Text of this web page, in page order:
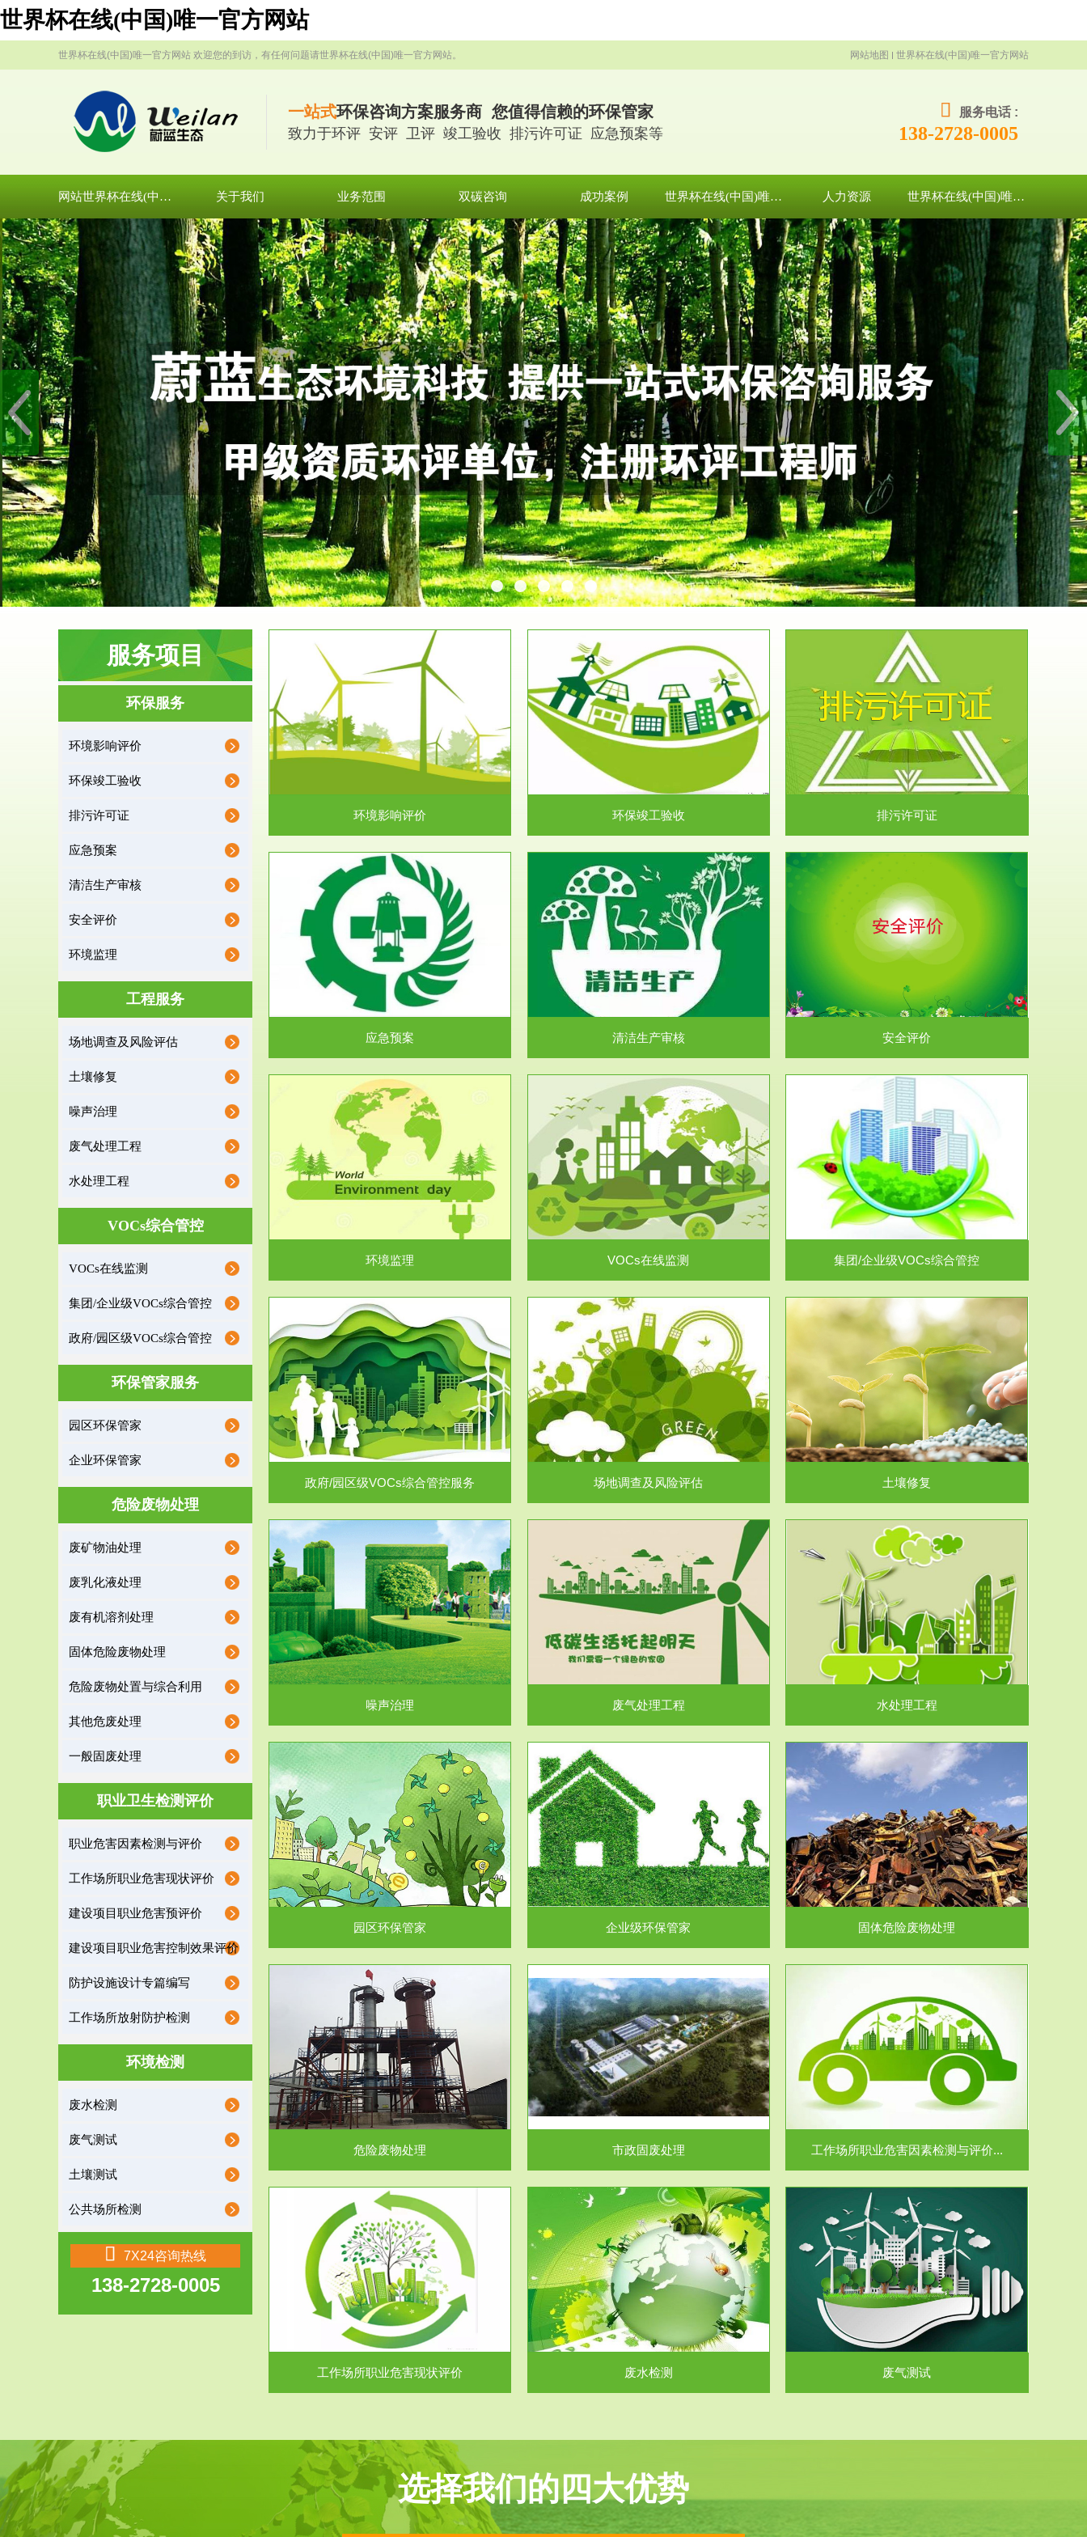
世界杯在线(中国)唯一官方网站
世界杯在线(中国)唯一官方网站 欢迎您的到访，有任何问题请世界杯在线(中国)唯一官方网站。 网站地图 世界杯在线(中国)唯一官方网站
一站式环保咨询方案服务商 您值得信赖的环保管家
致力于环评 安评 卫评 竣工验收 排污许可证 应急预案等
服务电话 :
138-2728-0005
网站世界杯在线(中国)唯一官方网站 关于我们 业务范围 双碳咨询 成功案例 世界杯在线(中国)唯一官方网站 人力资源 世界杯在线(中国)唯一官方网站
服务项目
环保服务
环境影响评价
环保竣工验收
排污许可证
应急预案
清洁生产审核
安全评价
环境监理
工程服务
场地调查及风险评估
土壤修复
噪声治理
废气处理工程
水处理工程
VOCs综合管控
VOCs在线监测
集团/企业级VOCs综合管控
政府/园区级VOCs综合管控
环保管家服务
园区环保管家
企业环保管家
危险废物处理
废矿物油处理
废乳化液处理
废有机溶剂处理
固体危险废物处理
危险废物处置与综合利用
其他危废处理
一般固废处理
职业卫生检测评价
职业危害因素检测与评价
工作场所职业危害现状评价
建设项目职业危害预评价
建设项目职业危害控制效果评价
防护设施设计专篇编写
工作场所放射防护检测
环境检测
废水检测
废气测试
土壤测试
公共场所检测
7X24咨询热线
138-2728-0005
服务范围
环境影响评价
据《中华人民共和国环境保护法》第十九条 编制
有关开发利用规划，建...
环境影响评价
服务范围
环保竣工验收
根据《建设项目环境保护管理条例》第十七条 编
制环境影响报告书、...
环保竣工验收
服务范围
排污许可证
排污许可申报咨询：（排污许可证）根据《中华
人民共和国环境保护法》...
排污许可证
业事业单位应当按照...
应急预案
服务范围
清洁生产审核
根据《中华人民共和国清洁生产促进法》、《清
洁生产审核暂行办法...
清洁生产审核
服务范围
安全评价
安全评价安全评价目的是查找、分析和预测工
程、系统、生产经营活...
安全评价
收监管的重要辅助...
环境监理
服务范围
VOCs在线监测
根据《重点区域大气污染防治“十二五”规划》有
机废气净化率达...
VOCs在线监测
服务范围
集团/企业级VOCs综合管控
进行VOCs管控，首先就要找到排放的源头，并
监测估算出排放量。企业...
集团/企业级VOCs综合管控
政府/园区级VOCs综合管控服务
根据《石化行业挥发性有机物综合整治方案》文
政府/园区级VOCs综合管控服务
服务范围
场地调查及风险评估
受政府或企业委托，对于拟关停搬迁和拟变更土
地利用方式或者土地使...
场地调查及风险评估
服务范围
土壤修复
土壤修复
服务范围
噪声治理
噪声治理
服务范围
废气处理工程
废气处理工程
服务范围
水处理工程
水处理工程
服务范围
园区环保管家
保护作用促进供给侧结...
园区环保管家
服务范围
企业级环保管家
排污许可证作为企业环保执法情况的一个重要依
据，其必要性及合规性...
企业级环保管家
服务范围
固体危险废物处理
固体废物解释：固体废物是指人们在生产建设、
日常生活和其他活动中...
固体危险废物处理
服务范围
危险废物处理
危险废物解释：根据《中华人民共和国固体废物
污染防治法》的规定，危...
危险废物处理
服务范围
市政固废处理
蔚蓝生态环境科技所从事的市政废物处理业务包
括市政废物的处理处...
市政固废处理
服务范围
工作场所职业危害因素检测与评价...
【检测评价意义】：全面了解工作场所职业病危
害因素分布与浓（强）度...
工作场所职业危害因素检测与评价...
服务范围
工作场所职业危害现状评价
工作场所职业危害现状评价
服务范围
废水检测
废水污水检测主要是对企业工厂在生产工艺过程
中排出的废水、污水...
废水检测
服务范围
废气测试
检测范围工业废气检测包括有机废气和无机废
气。有机废气主要包括...
废气测试
选择我们的四大优势